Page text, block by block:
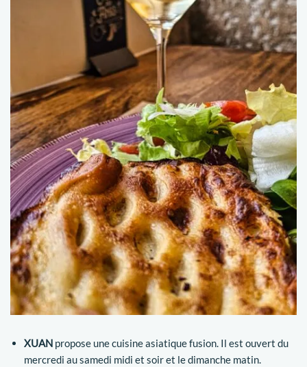
XUAN propose une cuisine asiatique fusion. Il est ouvert du
mercredi au samedi midi et soir et le dimanche matin.